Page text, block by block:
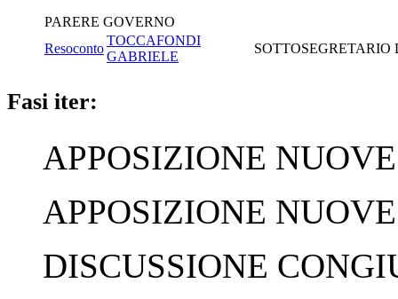
PARERE GOVERNO
Resoconto
TOCCAFONDI
GABRIELE
Fasi iter:
APPOSIZIONE
APPOSIZIONE
DISCUSSIONE